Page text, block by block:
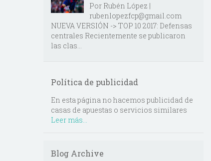
Por Rubén López |
rubenlopezfcp@gmail.com
NUEVA VERSIÓN -> TOP 10 2017: Defensas
centrales Recientemente se publicaron
las clas...
Política de publicidad
En esta página no hacemos publicidad de
casas de apuestas o servicios similares
Leer más...
Blog Archive